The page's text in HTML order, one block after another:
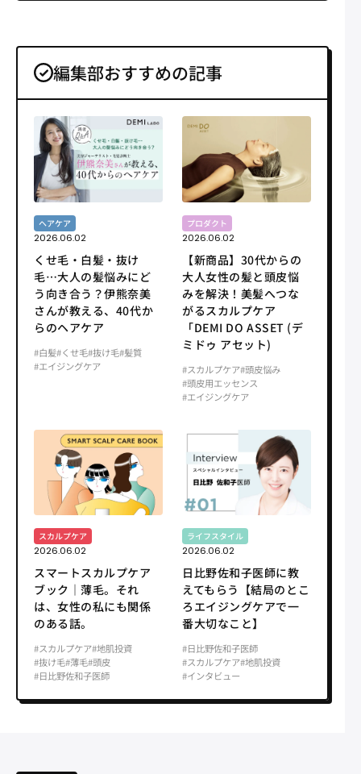
編集部おすすめの記事
ヘアケア
2026.06.02
くせ毛・白髪・抜け
毛…大人の髪悩みにど
う向き合う？伊熊奈美
さんが教える、40代か
らのヘアケア
#白髪#くせ毛#抜け毛#髪質
#エイジングケア
プロダクト
2026.06.02
【新商品】30代からの
大人女性の髪と頭皮悩
みを解決！美髪へつな
がるスカルプケア
「DEMI DO ASSET (デ
ミドゥ アセット)
#スカルプケア#頭皮悩み
#頭皮用エッセンス
#エイジングケア
スカルプケア
2026.06.02
スマートスカルプケア
ブック｜薄毛。それ
は、女性の私にも関係
のある話。
#スカルプケア#地肌投資
#抜け毛#薄毛#頭皮
#日比野佐和子医師
ライフスタイル
2026.06.02
日比野佐和子医師に教
えてもらう【結局のとこ
ろエイジングケアで一
番大切なこと】
#日比野佐和子医師
#スカルプケア#地肌投資
#インタビュー